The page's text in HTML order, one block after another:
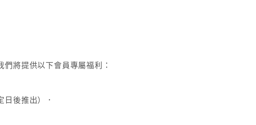
將提供以下會員專屬福利：
日後推出）．